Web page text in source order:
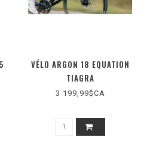
VÉLO ARGON 18 EQUATION
TIAGRA
3 199,99$CA